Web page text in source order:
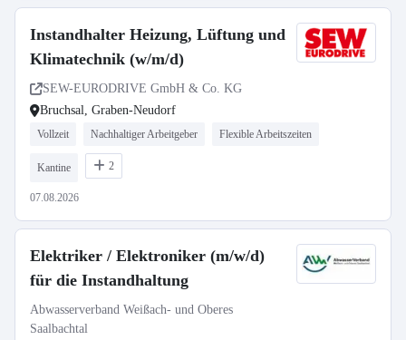
Instandhalter Heizung, Lüftung und
Klimatechnik (w/m/d)
SEW-EURODRIVE GmbH & Co. KG
Bruchsal, Graben-Neudorf
Vollzeit Nachhaltiger Arbeitgeber Flexible Arbeitszeiten
Kantine 2
07.08.2026
Elektriker / Elektroniker (m/w/d)
für die Instandhaltung
Abwasserverband Weißach- und Oberes
Saalbachtal